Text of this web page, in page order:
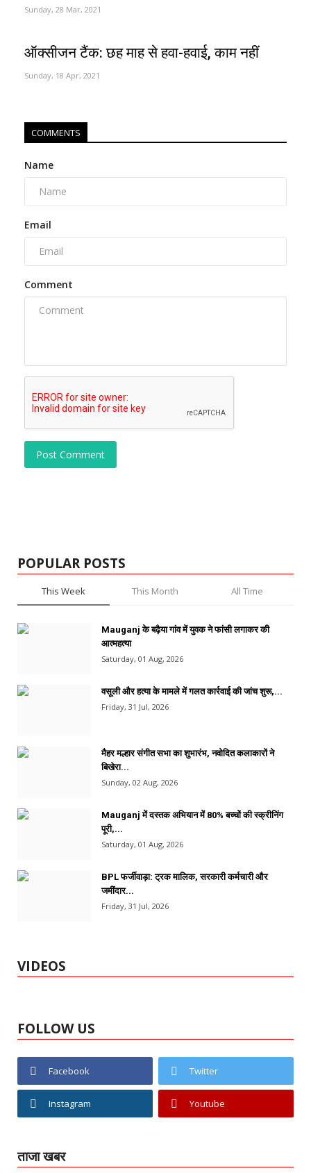
Sunday, 28 Mar, 2021
ऑक्सीजन टैंक: छह माह से हवा-हवाई, काम नहीं
Sunday, 18 Apr, 2021
COMMENTS
Name
Email
Comment
Post Comment
POPULAR POSTS
This Week This Month All Time
Mauganj के बढ़ैया गांव में युवक ने फांसी लगाकर की
आत्महत्या
Saturday, 01 Aug, 2026
वसूली और हत्या के मामले में गलत कार्रवाई की जांच शुरू,...
Friday, 31 Jul, 2026
मैहर मल्हार संगीत सभा का शुभारंभ, नवोदित कलाकारों ने
बिखेरा...
Sunday, 02 Aug, 2026
Mauganj में दस्तक अभियान में 80% बच्चों की स्क्रीनिंग
पूरी,...
Saturday, 01 Aug, 2026
BPL फर्जीवाड़ा: ट्रक मालिक, सरकारी कर्मचारी और
जमींदार...
Friday, 31 Jul, 2026
VIDEOS
FOLLOW US
Facebook Twitter
Instagram Youtube
ताजा खबर